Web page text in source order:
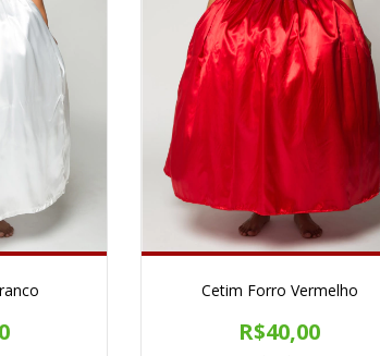
Cetim Forro Vermelho
R$40,00